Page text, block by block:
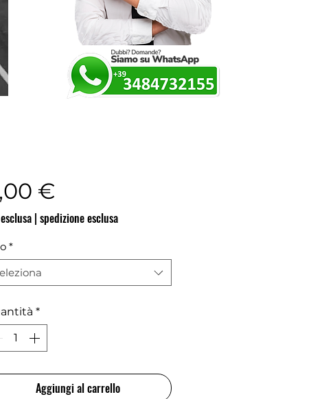
€
| spedizione esclusa
*
*
Aggiungi al carrello